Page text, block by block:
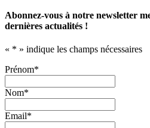
Abonnez-vous à notre newsletter
dernières actualités !
« * » indique les champs nécessaires
Prénom*
Nom*
Email*